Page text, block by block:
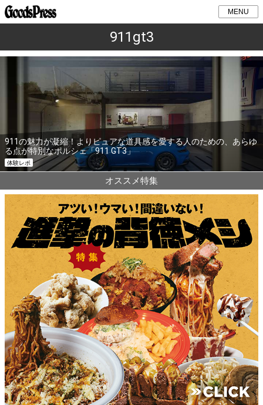
MENU
911gt3
911の魅力が凝縮！よりピュアな道具感を愛する人のための、あらゆ
る点が特別なポルシェ「911 GT3」
体験レポ
オススメ特集